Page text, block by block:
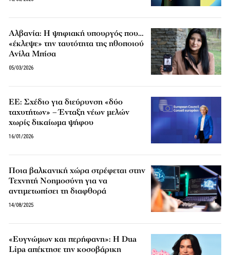
Αλβανία: Η ψηφιακή υπουργός που…
«έκλεψε» την ταυτότητα της ηθοποιoύ
Ανίλα Μπίσα
05/03/2026
ΕΕ: Σχέδιο για διεύρυνση «δύο
ταχυτήτων» – Ένταξη νέων μελών
χωρίς δικαίωμα ψήφου
16/01/2026
Ποια βαλκανική χώρα στρέφεται στην
Τεχνητή Νοημοσύνη για να
αντιμετωπίσει τη διαφθορά
14/08/2025
«Ευγνώμων και περήφανη»: Η Dua
Lipa απέκτησε την κοσοβάρικη